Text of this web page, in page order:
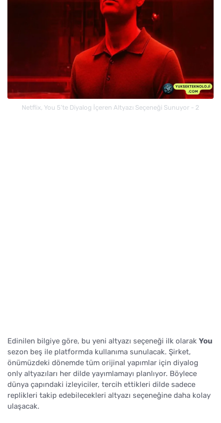
Netflix, You 5’te Diyalog İçeren Altyazı Seçeneği Sunuyor - 2
Edinilen bilgiye göre, bu yeni altyazı seçeneği ilk olarak You
sezon beş ile platformda kullanıma sunulacak. Şirket,
önümüzdeki dönemde tüm orijinal yapımlar için diyalog
only altyazıları her dilde yayımlamayı planlıyor. Böylece
dünya çapındaki izleyiciler, tercih ettikleri dilde sadece
replikleri takip edebilecekleri altyazı seçeneğine daha kolay
ulaşacak.